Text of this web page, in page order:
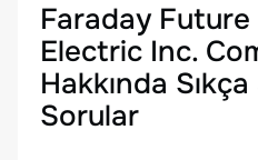
Faraday
Electric Inc.
Hakkında
Sorular